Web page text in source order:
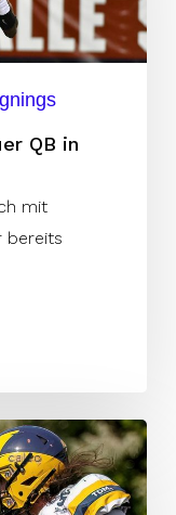
QB in
mit
bereits